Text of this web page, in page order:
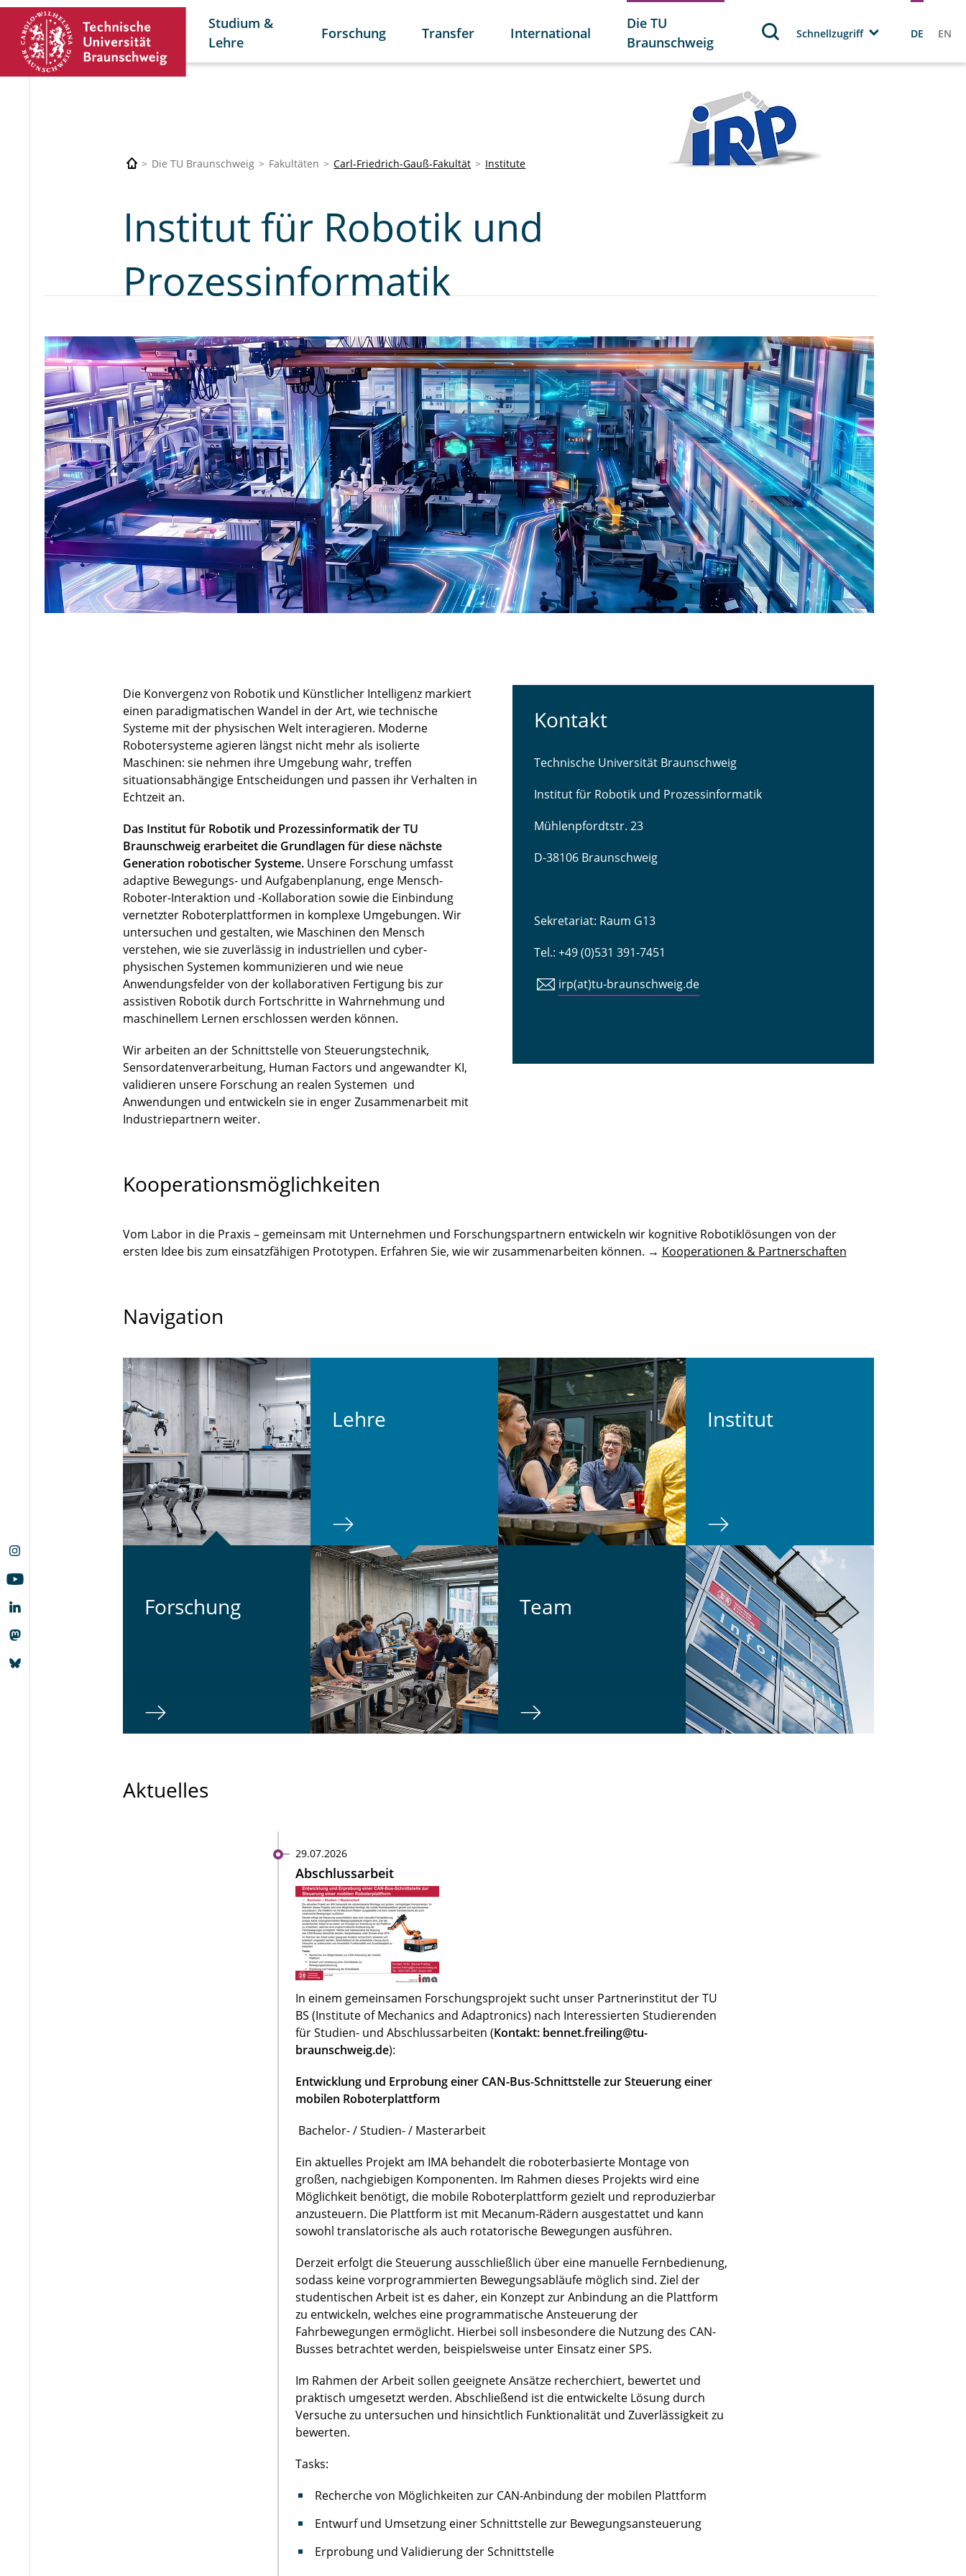
Studium &
Lehre
Forschung Transfer International
Die TU
Braunschweig
Schnellzugriff DE EN
Die TU Braunschweig Fakultäten Carl-Friedrich-Gauß-Fakultät Institute
Institut für Robotik und
Prozessinformatik
Die Konvergenz von Robotik und Künstlicher Intelligenz markiert
einen paradigmatischen Wandel in der Art, wie technische
Systeme mit der physischen Welt interagieren. Moderne
Robotersysteme agieren längst nicht mehr als isolierte
Maschinen: sie nehmen ihre Umgebung wahr, treffen
situationsabhängige Entscheidungen und passen ihr Verhalten in
Echtzeit an.
Das Institut für Robotik und Prozessinformatik der TU
Braunschweig erarbeitet die Grundlagen für diese nächste
Generation robotischer Systeme.Unsere Forschung umfasst
adaptive Bewegungs- und Aufgabenplanung, enge Mensch-
Roboter-Interaktion und -Kollaboration sowie die Einbindung
vernetzter Roboterplattformen in komplexe Umgebungen. Wir
untersuchen und gestalten, wie Maschinen den Mensch
verstehen, wie sie zuverlässig in industriellen und cyber-
physischen Systemen kommunizieren und wie neue
Anwendungsfelder von der kollaborativen Fertigung bis zur
assistiven Robotik durch Fortschritte in Wahrnehmung und
maschinellem Lernen erschlossen werden können.
Wir arbeiten an der Schnittstelle von Steuerungstechnik,
Sensordatenverarbeitung, Human Factors und angewandter KI,
validieren unsere Forschung an realen Systemen und
Anwendungen und entwickeln sie in enger Zusammenarbeit mit
Industriepartnern weiter.
Kontakt
Technische Universität Braunschweig
Institut für Robotik und Prozessinformatik
Mühlenpfordtstr. 23
D-38106 Braunschweig
Sekretariat: Raum G13
Tel.: +49 (0)531 391-7451
irp(at)tu-braunschweig.de
Kooperationsmöglichkeiten
Vom Labor in die Praxis – gemeinsam mit Unternehmen und Forschungspartnern entwickeln wir kognitive Robotiklösungen von der
ersten Idee bis zum einsatzfähigen Prototypen. Erfahren Sie, wie wir zusammenarbeiten können. → Kooperationen & Partnerschaften
Navigation
For­schung
Lehre
Team
In­sti­tut
Aktuelles
29.07.2026
Abschlussarbeit
In einem gemeinsamen Forschungsprojekt sucht unser Partnerinstitut der TU
BS (Institute of Mechanics and Adaptronics) nach Interessierten Studierenden
für Studien- und Abschlussarbeiten (Kontakt: bennet.freiling@tu-
braunschweig.de):
Entwicklung und Erprobung einer CAN-Bus-Schnittstelle zur Steuerung einer
mobilen Roboterplattform
Bachelor- / Studien- / Masterarbeit
Ein aktuelles Projekt am IMA behandelt die roboterbasierte Montage von
großen, nachgiebigen Komponenten. Im Rahmen dieses Projekts wird eine
Möglichkeit benötigt, die mobile Roboterplattform gezielt und reproduzierbar
anzusteuern. Die Plattform ist mit Mecanum-Rädern ausgestattet und kann
sowohl translatorische als auch rotatorische Bewegungen ausführen.
Derzeit erfolgt die Steuerung ausschließlich über eine manuelle Fernbedienung,
sodass keine vorprogrammierten Bewegungsabläufe möglich sind. Ziel der
studentischen Arbeit ist es daher, ein Konzept zur Anbindung an die Plattform
zu entwickeln, welches eine programmatische Ansteuerung der
Fahrbewegungen ermöglicht. Hierbei soll insbesondere die Nutzung des CAN-
Busses betrachtet werden, beispielsweise unter Einsatz einer SPS.
Im Rahmen der Arbeit sollen geeignete Ansätze recherchiert, bewertet und
praktisch umgesetzt werden. Abschließend ist die entwickelte Lösung durch
Versuche zu untersuchen und hinsichtlich Funktionalität und Zuverlässigkeit zu
bewerten.
Tasks:
Recherche von Möglichkeiten zur CAN-Anbindung der mobilen Plattform
Entwurf und Umsetzung einer Schnittstelle zur Bewegungsansteuerung
Erprobung und Validierung der Schnittstelle